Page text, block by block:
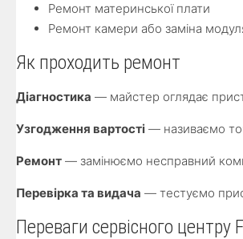
Ремонт материнської плати
Ремонт камери або заміна
Як проходить ремонт
Діагностика — майстер оглядає
Узгодження вартості — називаємо
Ремонт — замінюємо несправний
Перевірка та видача — тестуємо
Переваги сервісного центру